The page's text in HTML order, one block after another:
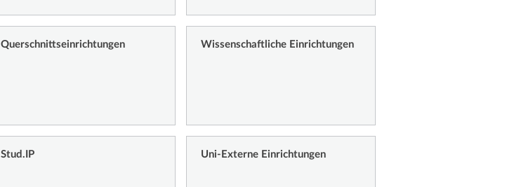
Querschnittseinrichtungen Wissenschaftliche Einrichtungen
Stud.IP Uni-Externe Einrichtungen